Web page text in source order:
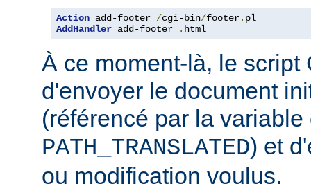
Action add-footer /cgi-bin/footer.
AddHandler add-footer . html
À ce moment-là, le script
d'envoyer le document
(référencé par la
PATH_TRANSLATED) et
ou modification voulus.